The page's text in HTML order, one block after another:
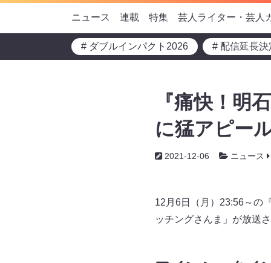
ニュース 連載 特集 芸人ライター・芸人
# ダブルインパクト2026 # 配信延長決
『痛快！明
に猛アピー
2021-12-06 ニュース
12月6日（月）23:56～の
ッチングさんま」が放送